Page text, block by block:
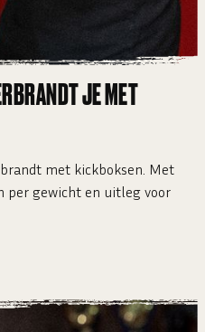
JE MET
met kickboksen. Met
per gewicht en uitleg voor